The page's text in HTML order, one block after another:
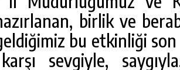
birlik ve
bu etkinliği
sevgiyle,